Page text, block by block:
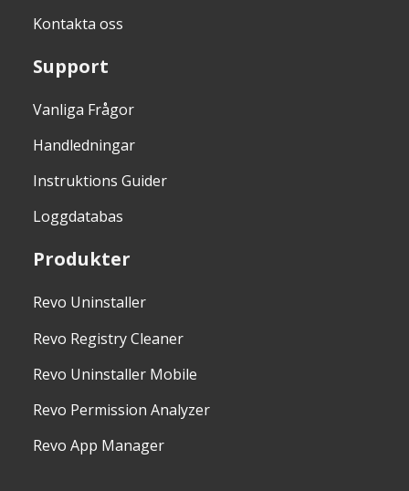
Kontakta oss
Support
Vanliga Frågor
Handledningar
Instruktions Guider
Loggdatabas
Produkter
Revo Uninstaller
Revo Registry Cleaner
Revo Uninstaller Mobile
Revo Permission Analyzer
Revo App Manager